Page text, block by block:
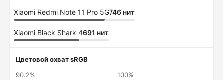
Xiaomi Redmi Note 11 Pro 5G746 нит
Xiaomi Black Shark 4691 нит
Цветовой охват sRGB
90.2%
100%